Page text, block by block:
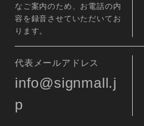
なご案内のため、お電話の内
容を録音させていただいてお
ります。
代表メールアドレス
info@signmall.j
p